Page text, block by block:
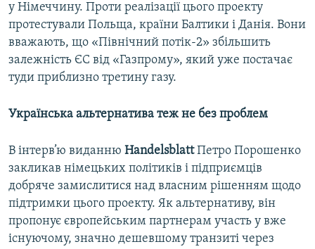
у Німеччину. Проти реалізації цього проекту
протестували Польща, країни Балтики і Данія. Вони
вважають, що «Північний потік-2» збільшить
залежність ЄС від «Газпрому», який уже постачає
туди приблизно третину газу.
Українська альтернатива теж не без проблем
В інтерв’ю виданню HandelsblattПетро Порошенко
закликав німецьких політиків і підприємців
добряче замислитися над власним рішенням щодо
підтримки цього проекту. Як альтернативу, він
пропонує європейським партнерам участь у вже
існуючому, значно дешевшому транзиті через